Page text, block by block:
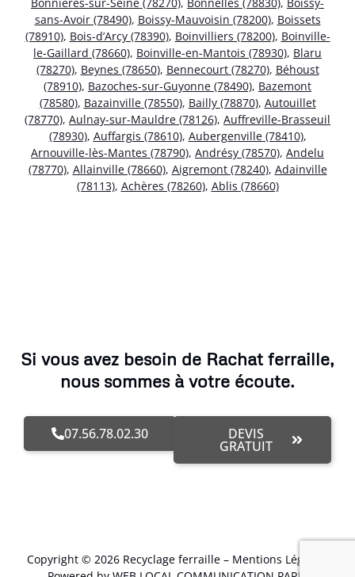
sans-Avoir (78490), Boissy-Mauvoisin (78200), Boissets
(78910), Bois-d’Arcy (78390), Boinvilliers (78200), Boinville-
le-Gaillard (78660), Boinville-en-Mantois (78930), Blaru
(78270), Beynes (78650), Bennecourt (78270), Béhoust
(78910), Bazoches-sur-Guyonne (78490), Bazemont
(78580), Bazainville (78550), Bailly (78870), Autouillet
(78770), Aulnay-sur-Mauldre (78126), Auffreville-Brasseuil
(78930), Auffargis (78610), Aubergenville (78410),
Arnouville-lès-Mantes (78790), Andrésy (78570), Andelu
(78770), Allainville (78660), Aigremont (78240), Adainville
(78113), Achères (78260), Ablis (78660)
Si vous avez besoin de Rachat ferraille,
nous sommes à votre écoute.
07.56.78.02.30 DEVIS
GRATUIT
Copyright © 2026 Recyclage ferraille – Mentions Légales